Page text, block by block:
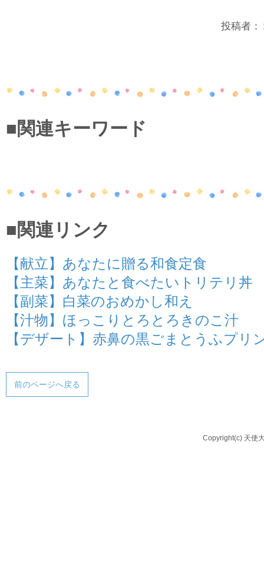
投稿者
■関連キーワード
■関連リンク
【献立】あなたに贈る和食定食
【主菜】あなたと食べたいトリテリ丼
【副菜】白菜のおめかし和え
【汁物】ほっこりとろとろきのこ汁
【デザート】赤鼻の黒ごまとうふプリ
前のページへ戻る
Copyright(c) 天使